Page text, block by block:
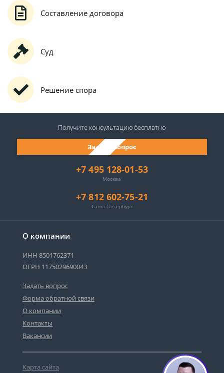
Составление договора
Суд
Решение спора
О компании
ИНН 8501762371
ОГРН 1175029690043
Задать вопрос
Форма обратной связи
О компании
Контакты
Вакансии
Карта сайта
+7 495 128-01-53
Москва
+7 812 602-75-21
Санкт-Петербург
Задать вопрос
Получите консультациюбесплатно